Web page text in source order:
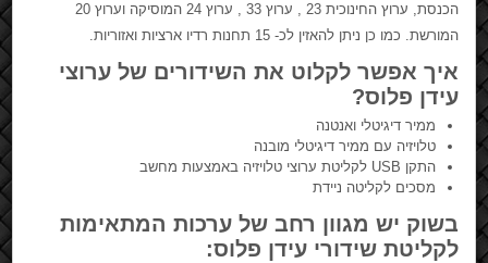
הכנסת, ערוץ החינוכית 23 , ערוץ 33 , ערוץ 24 המוסיקה וערוץ 20
המורשת. כמו כן ניתן להאזין לכ- 15 תחנות רדיו ארציות ואזוריות.
איך אפשר לקלוט את השידורים של ערוצי
עידן פלוס?
ממיר דיגיטלי ואנטנה
טלויזיה עם ממיר דיגיטלי מובנה
התקן USB לקליטת ערוצי טלויזיה באמצעות מחשב
מסכים לקליטה ניידת
בשוק יש מגוון רחב של ערכות המתאימות
לקליטת שידורי עידן פלוס: